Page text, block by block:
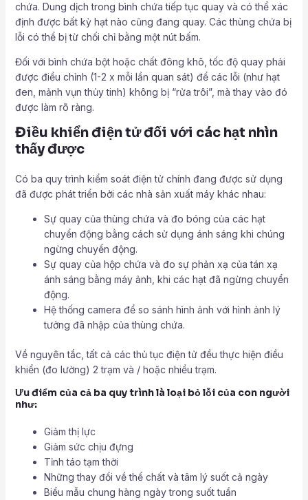
chứa. Dung dịch trong bình chứa tiếp tục quay và có thể xác
định được bất kỳ hạt nào cũng đang quay. Các thùng chứa bị
lỗi có thể bị từ chối chỉ bằng một nút bấm.
Đối với bình chứa bột hoặc chất đông khô, tốc độ quay phải
được điều chỉnh (1-2 x mỗi lần quan sát) để các lỗi (như hạt
đen, mảnh vụn thủy tinh) không bị “rửa trôi”, mà thay vào đó
được làm rõ ràng.
Điều khiển điện tử đối với các hạt nhìn
thấy được
Có ba quy trình kiểm soát điện tử chính đang được sử dụng
đã được phát triển bởi các nhà sản xuất máy khác nhau:
Sự quay của thùng chứa và đo bóng của các hạt
chuyển động bằng cách sử dụng ánh sáng khi chúng
ngừng chuyển động.
Sự quay của hộp chứa và đo sự phản xạ của tán xạ
ánh sáng bằng máy ảnh, khi các hạt đã ngừng chuyển
động.
Hệ thống camera để so sánh hình ảnh với hình ảnh lý
tưởng đã nhập của thùng chứa.
Về nguyên tắc, tất cả các thủ tục điện tử đều thực hiện điều
khiển (đo lường) 2 trạm và / hoặc nhiều trạm.
Ưu điểm của cả ba quy trình là loại bỏ lỗi của con người
như:
Giảm thị lực
Giảm sức chịu đựng
Tỉnh táo tạm thời
Những thay đổi về thể chất và tâm lý suốt cả ngày
Biểu mẫu chung hàng ngày trong suốt tuần